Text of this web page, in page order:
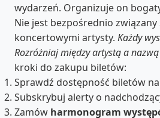
wydarzeń. Organizuje on
Nie jest bezpośrednio związany
koncertowymi artysty. Każdy
Rozróżniaj między artystą a
kroki do zakupu biletów:
Sprawdź dostępność biletów
Subskrybuj alerty o
Zamów harmonogram